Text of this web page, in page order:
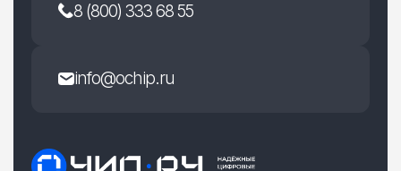
8 (800) 333 68 55
info@ochip.ru